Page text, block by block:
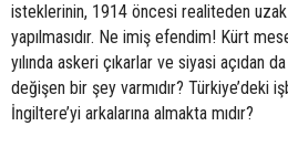
isteklerinin, 1914 öncesi realiteden
yapılmasıdır. Ne imiş efendim! Kürt
yılında askeri çıkarlar ve siyasi açıdan
değişen bir şey varmıdır? Türkiye’deki
İngiltere’yi arkalarına almakta mıdır?